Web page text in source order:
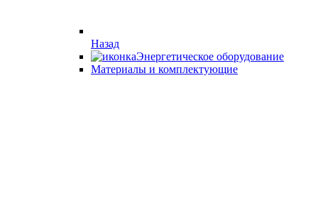
Назад
Энергетическое оборудование
Материалы и комплектующие